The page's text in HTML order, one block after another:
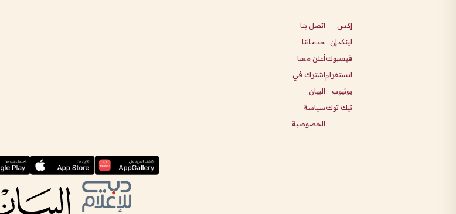
إكس
لينكدإن
فيسبوك
انستغرام
يوتيوب
تيك توك
اتصل بنا
خدماتنا
أعلن معنا
اشترك في
البيان
سياسة
الخصوصية